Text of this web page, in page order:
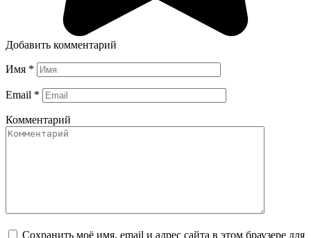
Добавить комментарий
Имя *
Email *
Комментарий
Сохранить моё имя, email и адрес сайта в этом браузере для